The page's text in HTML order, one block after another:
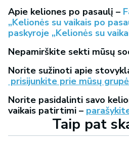
Apie keliones po pasaulį –
„Kelionės su vaikais po
paskyroje „Kelionės su
Nepamirškite sekti mūsų
Norite sužinoti apie
prisijunkite prie mūsų
Norite pasidalinti savo
vaikais patirtimi –
Taip pat